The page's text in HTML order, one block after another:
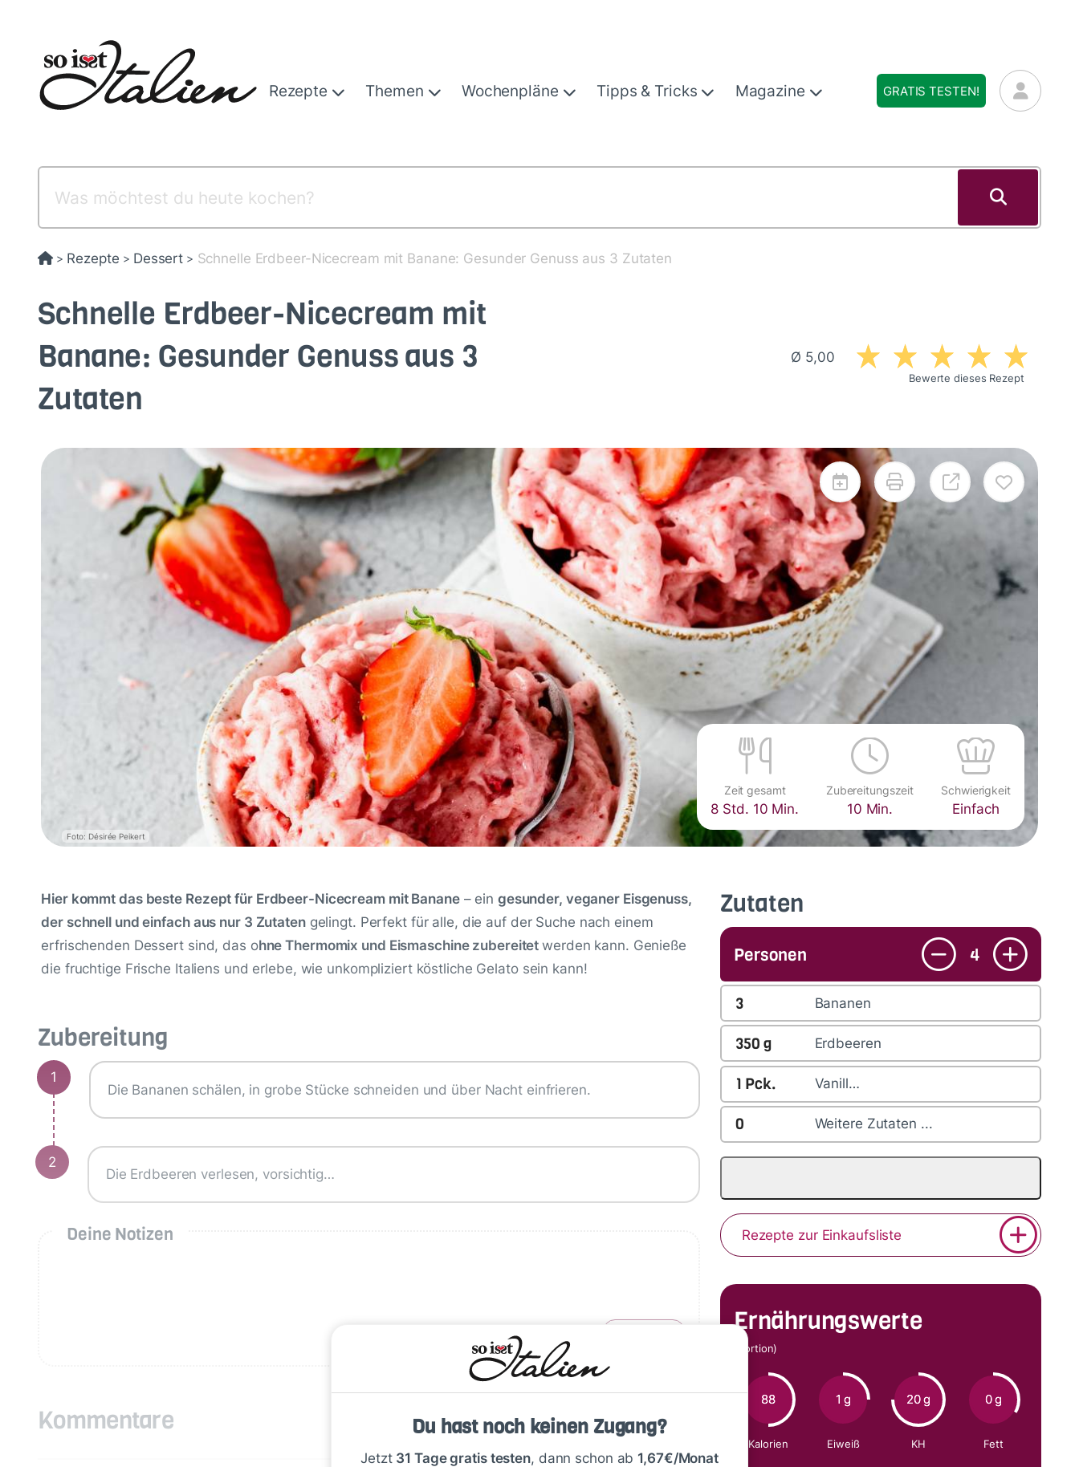
Rezepte Themen Wochenpläne Tipps & Tricks Magazine GRATIS TESTEN!
> Rezepte > Dessert > Schnelle Erdbeer-Nicecream mit Banane: Gesunder Genuss aus 3 Zutaten
Schnelle Erdbeer-Nicecream mit
Banane: Gesunder Genuss aus 3
Zutaten
Ø 5,00
Bewerte dieses Rezept
Foto: Désirée Peikert
Zeit gesamt
8 Std. 10 Min.
Zubereitungszeit
10 Min.
Schwierigkeit
Einfach
Du hast noch keinen Zugang?
Jetzt 31 Tage gratis testen, dann schon ab 1,67€/Monat
Hier kommt das beste Rezept für Erdbeer-Nicecream mit Banane– ein gesunder, veganer Eisgenuss,
der schnell und einfach aus nur 3 Zutatengelingt. Perfekt für alle, die auf der Suche nach einem
erfrischenden Dessert sind, das ohne Thermomix und Eismaschine zubereitetwerden kann. Genieße
die fruchtige Frische Italiens und erlebe, wie unkompliziert köstliche Gelato sein kann!
Zubereitung
1
Die Bananen schälen, in grobe Stücke schneiden und über Nacht einfrieren.
2
Die Erdbeeren verlesen, vorsichtig…
Deine Notizen
Kommentare
Zutaten
Personen 4
3 Bananen
350 g Erdbeeren
1 Pck. Vanill…
0 Weitere Zutaten ...
Rezepte zur Einkaufsliste
Ernährungswerte
(Portion)
88
Kalorien
1 g
Eiweiß
20 g
KH
0 g
Fett